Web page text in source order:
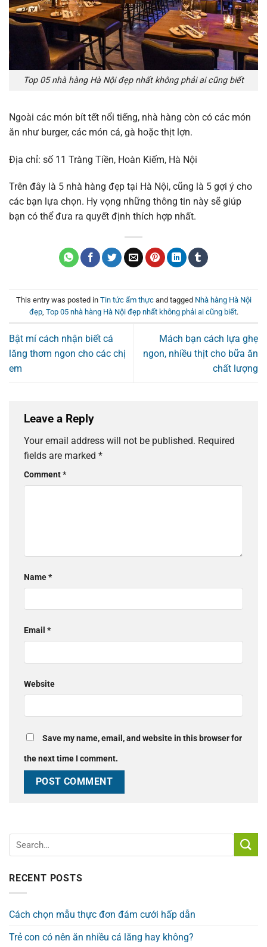
Top 05 nhà hàng Hà Nội đẹp nhất không phải ai cũng biết
Ngoài các món bít tết nổi tiếng, nhà hàng còn có các món
ăn như burger, các món cá, gà hoặc thịt lợn.
Địa chỉ: số 11 Tràng Tiền, Hoàn Kiếm, Hà Nội
Trên đây là 5 nhà hàng đẹp tại Hà Nội, cũng là 5 gợi ý cho
các bạn lựa chọn. Hy vọng những thông tin này sẽ giúp
bạn có thể đưa ra quyết định thích hợp nhất.
This entry was posted in Tin tức ẩm thựcand tagged Nhà hàng Hà Nội
đẹp, Top 05 nhà hàng Hà Nội đẹp nhất không phải ai cũng biết.
Bật mí cách nhận biết cá
lăng thơm ngon cho các chị
em
Mách bạn cách lựa ghẹ
ngon, nhiều thịt cho bữa ăn
chất lượng
Leave a Reply
Your email address will not be published. Required
fields are marked *
Comment*
Name*
Email *
Website
Save my name, email, and website in this browser for
the next time I comment.
RECENT POSTS
Cách chọn mẫu thực đơn đám cưới hấp dẫn
Trẻ con có nên ăn nhiều cá lăng hay không?